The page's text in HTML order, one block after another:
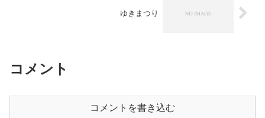
ゆきまつり
コメント
コメントを書き込む